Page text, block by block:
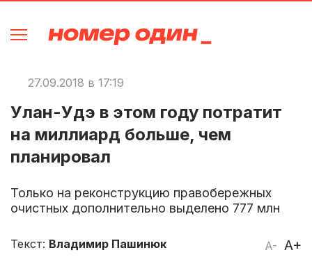
27.09.2018 в 17:19
Улан-Удэ в этом году потратит
на миллиард больше, чем
планировал
Только на реконструкцию правобережных
очистных дополнительно выделено 777 млн
A- A+
Текст: Владимир Пашинюк